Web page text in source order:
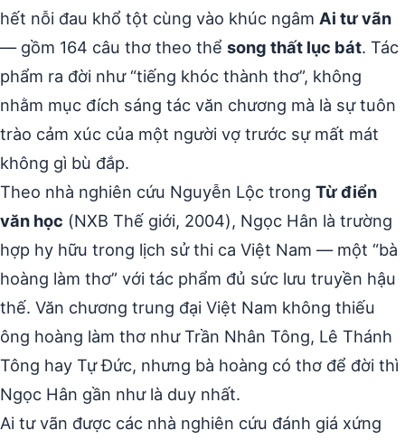
hết nỗi đau khổ tột cùng vào khúc ngâm Ai tư vãn
— gồm 164 câu thơ theo thể song thất lục bát. Tác
phẩm ra đời như “tiếng khóc thành thơ”, không
nhằm mục đích sáng tác văn chương mà là sự tuôn
trào cảm xúc của một người vợ trước sự mất mát
không gì bù đắp.
Theo nhà nghiên cứu Nguyễn Lộc trong Từ điển
văn học (NXB Thế giới, 2004), Ngọc Hân là trường
hợp hy hữu trong lịch sử thi ca Việt Nam — một “bà
hoàng làm thơ” với tác phẩm đủ sức lưu truyền hậu
thế. Văn chương trung đại Việt Nam không thiếu
ông hoàng làm thơ như Trần Nhân Tông, Lê Thánh
Tông hay Tự Đức, nhưng bà hoàng có thơ để đời thì
Ngọc Hân gần như là duy nhất.
Ai tư vãn được các nhà nghiên cứu đánh giá xứng